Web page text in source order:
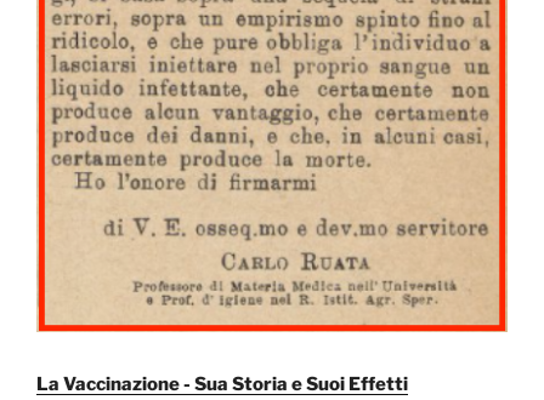
La Vaccinazione - Sua Storia e Suoi Effetti